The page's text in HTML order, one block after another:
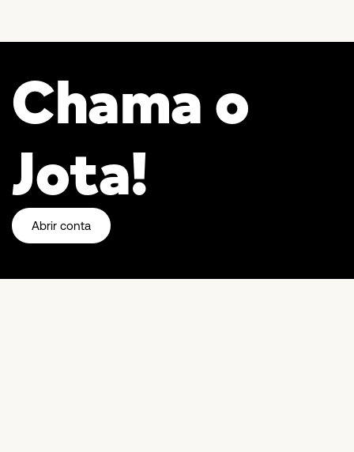
Chama o
Jota!
Abrir conta